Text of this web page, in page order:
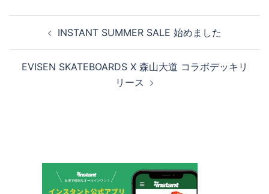
ビ
INSTANT SUMMER SALE 始めました
EVISEN SKATEBOARDS X 森山大道 コラボデッキリ
リース